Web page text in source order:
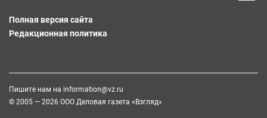
Полная версия сайта
Редакционная политика
Пишите нам на information@vz.ru
© 2005 — 2026 ООО Деловая газета «Взгляд»